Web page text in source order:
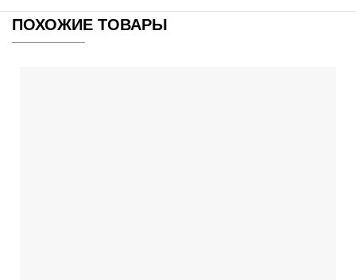
ПОХОЖИЕ ТОВАРЫ